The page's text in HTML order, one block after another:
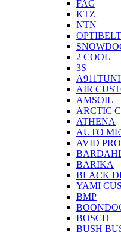
FAG
KTZ
NTN
OPTIBELT
2 СOOL
3S
AIR
AMSOIL
ARCTIC
ATHENA
AUTO
AVID
BARIKA
BLACK
YAMI
BMP
BOSCH
BUSH